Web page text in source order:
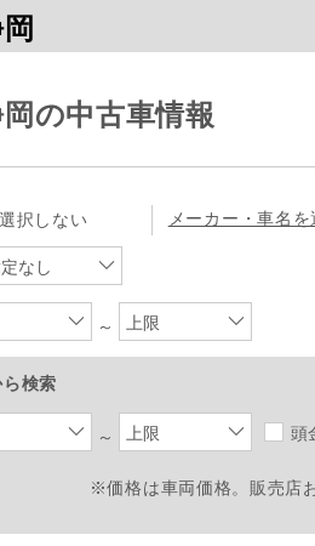
の中古車情報
選択しない メーカー・車名を
なし
～ 上限
検索
～ 上限 頭
※価格は車両価格。販売店